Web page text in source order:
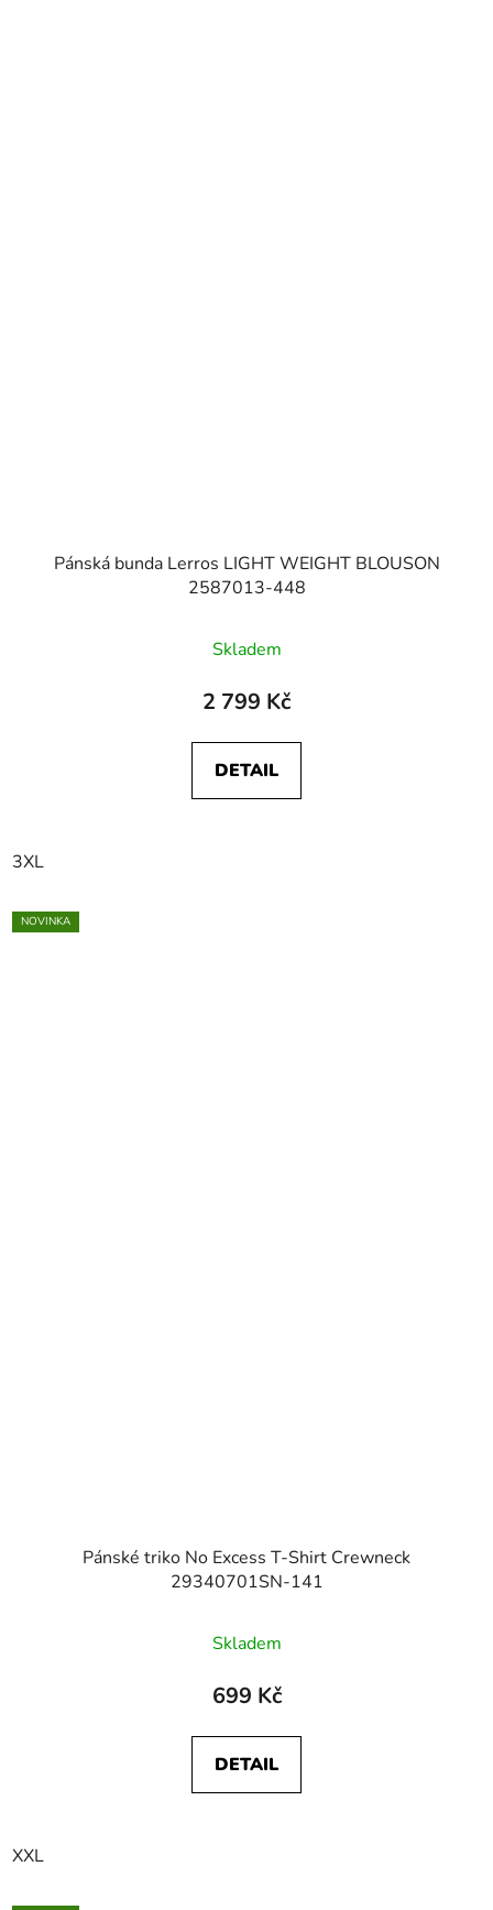
Pánská bunda Lerros LIGHT WEIGHT BLOUSON
2587013-448
Skladem
2 799 Kč
DETAIL
3XL
NOVINKA
Pánské triko No Excess T-Shirt Crewneck
29340701SN-141
Skladem
699 Kč
DETAIL
XXL